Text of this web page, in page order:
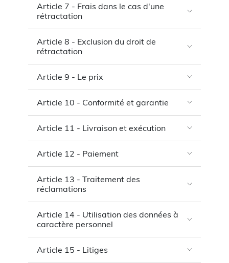
Article 7 - Frais dans le cas d'une
rétractation
Article 8 - Exclusion du droit de
rétractation
Article 9 - Le prix
Article 10 - Conformité et garantie
Article 11 - Livraison et exécution
Article 12 - Paiement
Article 13 - Traitement des
réclamations
Article 14 - Utilisation des données à
caractère personnel
Article 15 - Litiges